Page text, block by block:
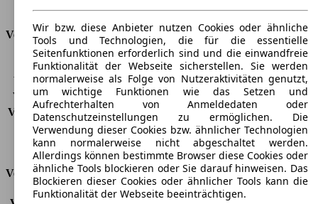
Verbrauch
CO2 Emissionen*
128 g/km (komb.)
Verbrauch (Stadt)
7,1 l/100km
Verbrauch (Land)
4,9 l/100km
Verbrauch (komb.)* 5,7 l/100km
Schadstoffklasse
EU6
Tankinhalt
46 l
Versicherungsklassen
Wir bzw. diese Anbieter nutzen Cookies oder ähnliche
Tools und Technologien, die für die essentielle
Seitenfunktionen erforderlich sind und die einwandfreie
Funktionalität der Webseite sicherstellen. Sie werden
normalerweise als Folge von Nutzeraktivitäten genutzt,
um wichtige Funktionen wie das Setzen und
Aufrechterhalten von Anmeldedaten oder
Datenschutzeinstellungen zu ermöglichen. Die
Verwendung dieser Cookies bzw. ähnlicher Technologien
kann normalerweise nicht abgeschaltet werden.
Allerdings können bestimmte Browser diese Cookies oder
ähnliche Tools blockieren oder Sie darauf hinweisen. Das
Blockieren dieser Cookies oder ähnlicher Tools kann die
Funktionalität der Webseite beeinträchtigen.